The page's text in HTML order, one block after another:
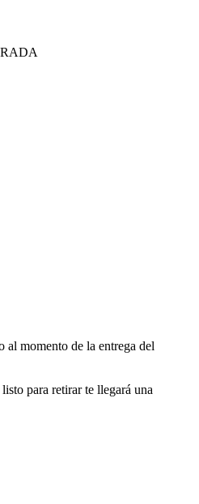
al momento de la entrega del
para retirar te llegará una